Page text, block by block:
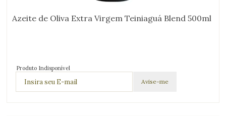
Azeite de Oliva Extra Virgem Teiniaguá Blend 500ml
Produto Indisponível